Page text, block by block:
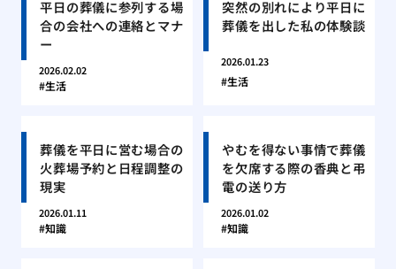
平日の葬儀に参列する場
合の会社への連絡とマナ
ー
2026.02.02
生活
突然の別れにより平日に
葬儀を出した私の体験談
2026.01.23
生活
葬儀を平日に営む場合の
火葬場予約と日程調整の
現実
2026.01.11
知識
やむを得ない事情で葬儀
を欠席する際の香典と弔
電の送り方
2026.01.02
知識